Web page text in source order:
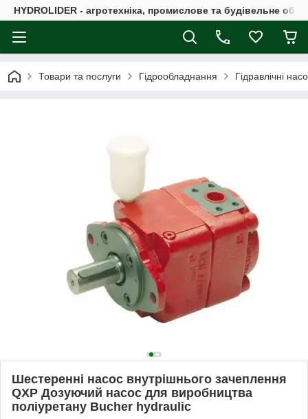
HYDROLIDER - агротехніка, промислове та будівельне
Товари та послуги Гідрообладнання Гідравлічні
Шестеренні насос внутрішнього зачеплення
QXP Дозуючий насос для виробництва
поліуретану Bucher hydraulic